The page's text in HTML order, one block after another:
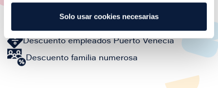
Solo usar cookies necesarias
Imagen
ImagenDescuento empleados Puerto Venecia
ImagenDescuento familia numerosa